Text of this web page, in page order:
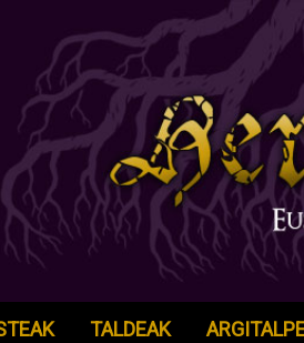
TALDEAK